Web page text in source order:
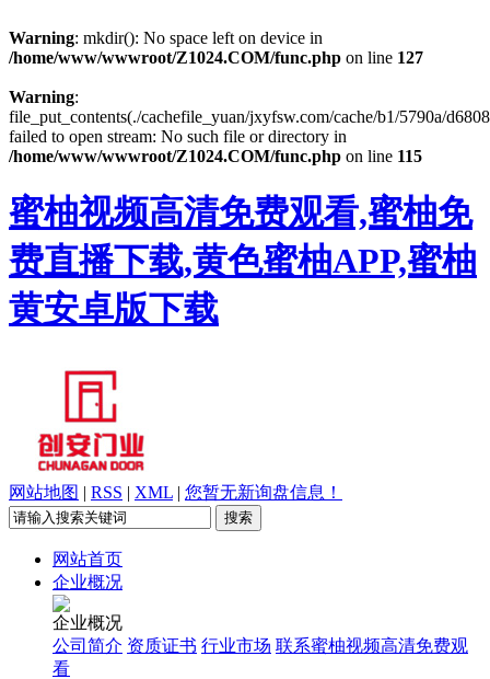
Warning: mkdir(): No space left on device in
/home/www/wwwroot/Z1024.COM/func.php on line 127
Warning:
file_put_contents(./cachefile_yuan/jxyfsw.com/cache/b1/5790a/
failed to open stream: No such file or directory in
/home/www/wwwroot/Z1024.COM/func.php on line 115
蜜柚视频高清免费观看,蜜柚免
费直播下载,黄色蜜柚APP,蜜柚
黄安卓版下载
网站地图 | RSS | XML | 您暂无新询盘信息！
网站首页
企业概况
企业概况
公司简介 资质证书 行业市场 联系蜜柚视频高清免费观
看